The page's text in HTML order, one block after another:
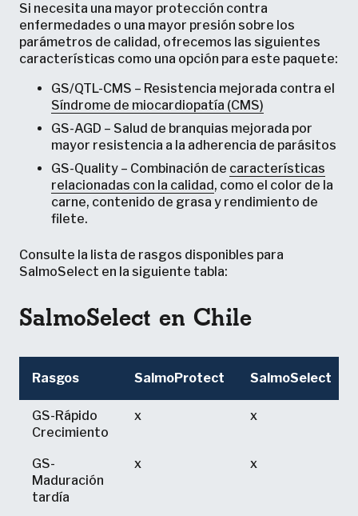
Si necesita una mayor protección contra
enfermedades o una mayor presión sobre los
parámetros de calidad, ofrecemos las siguientes
características como una opción para este paquete:
GS/QTL-CMS – Resistencia mejorada contra el
Síndrome de miocardiopatía (CMS)
GS-AGD – Salud de branquias mejorada por
mayor resistencia a la adherencia de parásitos
GS-Quality – Combinación de características
relacionadas con la calidad , como el color de la
carne, contenido de grasa y rendimiento de
filete.
Consulte la lista de rasgos disponibles para
SalmoSelect en la siguiente tabla:
SalmoSelect en Chile
Rasgos SalmoProtect
SalmoSelect
Rasgos
GS-Rápido
Crecimiento
x x
GS-
Maduración
tardía
x x